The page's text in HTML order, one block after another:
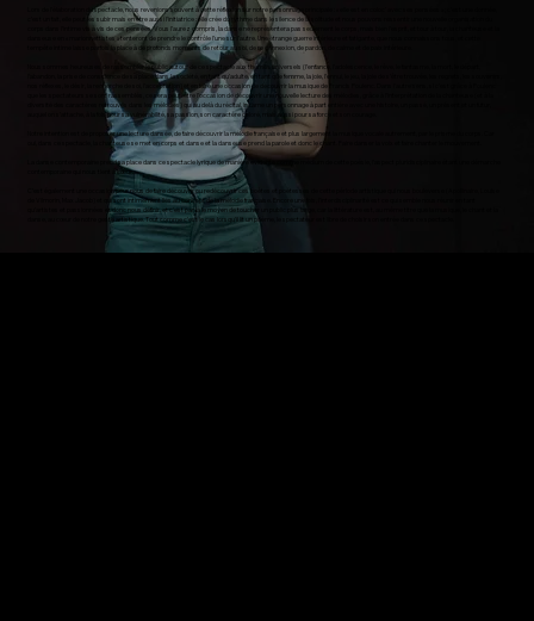
Lors de l’élaboration du spectacle, nous revenions souvent à cette réflexion sur notre personnage principale : « elle est en coloc’ avec ses pensées » ; c’est une donnée,
c’est un fait, elle peut les subir mais en être aussi l’initiatrice : elle crée du rythme dans le silence de la solitude et nous pouvons ressentir une nouvelle organisation du
corps dans l’intime vis à vis de ces pensées. Vous l’aurez compris, la danse ne représentera pas seulement le corps, mais bien l’esprit, et tour à tour, la chanteuse et la
danseuse en « marionnettistes » tenteront de prendre le contrôle l’une sur l’autre. Une étrange guerre intérieure et fatigante, que nous connaissons tous, et cette
tempête intime laisse parfois la place à de profonds moments de retour au soi, de re connexion, de pardon, de calme et de paix intérieure.
Nous sommes heureuses de rassembler le public autour de ce spectacle aux thèmes universels (l’enfance, l’adolescence, le rêve, le fantasme, la mort, le départ,
l’abandon, la prise de conscience de sa place dans la société, en tant qu’adulte, en tant que femme, la joie, l’ennui, le jeu, la joie de s’être trouvée, les regrets, les souvenirs,
nos réflexes, le désir, la recherche de soi, l’acceptation) et en faire une occasion de découvrir la musique de Francis Poulenc. Dans l’autre sens, si c’est grâce à Poulenc
que les spectateurs se sont rassemblés, ce sera peut-être l’occasion de découvrir une nouvelle lecture des mélodies, grâce à l’interprétation de la chanteuse (et à la
diversité des caractères retrouvés dans les mélodies) qui au delà du récital, incarne un personnage à part entière avec une histoire, un passé, un présent et un futur,
auquel on s’attache, à la fois pour sa vulnérabilité, sa passion, son caractère coloré, mais aussi pour sa force et son courage.
Notre intention est de proposer une lecture dansée, de faire découvrir la mélodie française et plus largement la musique vocale autrement, par le prisme du corps. Car
oui, dans ce spectacle, la chanteuse se met en corps et danse et la danseuse prend la parole et donc le chant. Faire danser la voix et faire chanter le mouvement.
La danse contemporaine prend sa place dans ce spectacle lyrique de manière évidente comme médium de cette poésie, l’aspect pluridisciplinaire étant une démarche
contemporaine qui nous tient à cœur.
C’est également une occasion pour nous de faire découvrir ou redécouvrir ces poètes et poétesses de cette période artistique qui nous bouleverse (Apollinaire, Louise
de Vilmorin, Max Jacob) et qui sont intimement liés au concept de la mélodie française. Encore une fois, l’interdisciplinarité est ce qui semble nous réunir en tant
qu’artistes et passionnées et donc nous définir, et c’est par là le moyen de toucher un public plus large, car la littérature est, au même titre que la musique, le chant et la
danse, au cœur de notre geste artistique. Tout comme c’est le cas lorsqu’il lit un poème, le spectateur est libre de choisir son entrée dans ce spectacle.